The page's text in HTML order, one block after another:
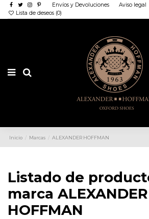
Envíos y Devoluciones Aviso legal
Lista de deseos (0)
Inicio Marcas ALEXANDER HOFFMAN
Listado de
marca ALEXANDER
HOFFMAN